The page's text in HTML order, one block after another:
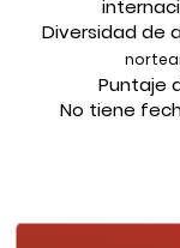
Diversidad de
Puntaje
No tiene